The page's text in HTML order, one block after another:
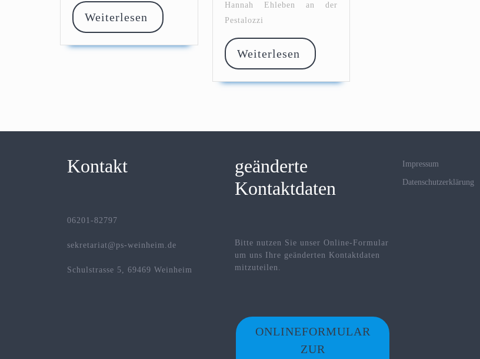
Weiterlesen Weiterlesen
Hannah Ehleben an der
Pestalozzi
Weiterlesen Weiterlesen
Kontakt
06201-82797
sekretariat@ps-weinheim.de
Schulstrasse 5, 69469 Weinheim
geänderte
Kontaktdaten
Bitte nutzen Sie unser Online-Formular
um uns Ihre geänderten Kontaktdaten
mitzuteilen.
ONLINEFORMULAR
ZUR
Impressum
Datenschutzerklärung